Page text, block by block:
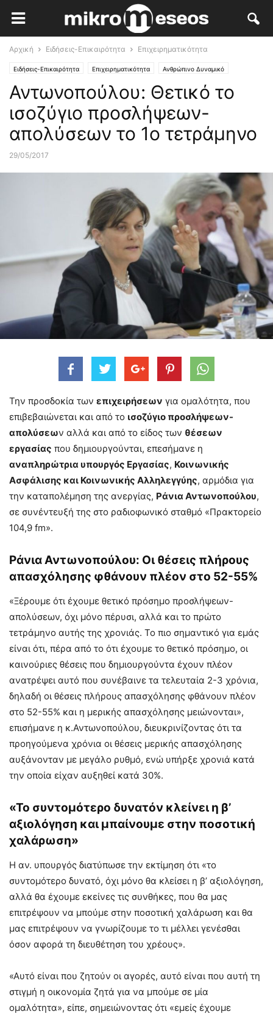
Αρχική Ειδήσεις-Επικαιρότητα Επιχειρηματικότητα
Ειδήσεις-Επικαιρότητα Επιχειρηματικότητα Ανθρώπινο Δυναμικό
Αντωνοπούλου: Θετικό το
ισοζύγιο προσλήψεων-
απολύσεων το 1ο τετράμηνο
29/05/2017
Την προσδοκία των επιχειρήσεων για ομαλότητα, που
επιβεβαιώνεται και από το ισοζύγιο προσλήψεων-
απολύσεων αλλά και από το είδος των θέσεων
εργασίας που δημιουργούνται, επεσήμανε η
αναπληρώτρια υπουργός Εργασίας, Κοινωνικής
Ασφάλισης και Κοινωνικής Αλληλεγγύης, αρμόδια για
την καταπολέμηση της ανεργίας, Ράνια Αντωνοπούλου,
σε συνέντευξή της στο ραδιοφωνικό σταθμό «Πρακτορείο
104,9 fm».
Ράνια Αντωνοπούλου: Οι θέσεις πλήρους
απασχόλησης φθάνουν πλέον στο 52-55%
«Ξέρουμε ότι έχουμε θετικό πρόσημο προσλήψεων-
απολύσεων, όχι μόνο πέρυσι, αλλά και το πρώτο
τετράμηνο αυτής της χρονιάς. Το πιο σημαντικό για εμάς
είναι ότι, πέρα από το ότι έχουμε το θετικό πρόσημο, οι
καινούριες θέσεις που δημιουργούντα έχουν πλέον
ανατρέψει αυτό που συνέβαινε τα τελευταία 2-3 χρόνια,
δηλαδή οι θέσεις πλήρους απασχόλησης φθάνουν πλέον
στο 52-55% και η μερικής απασχόλησης μειώνονται»,
επισήμανε η κ.Αντωνοπούλου, διευκρινίζοντας ότι τα
προηγούμενα χρόνια οι θέσεις μερικής απασχόλησης
αυξάνονταν με μεγάλο ρυθμό, ενώ υπήρξε χρονιά κατά
την οποία είχαν αυξηθεί κατά 30%.
«Το συντομότερο δυνατόν κλείνει η β’
αξιολόγηση και μπαίνουμε στην ποσοτική
χαλάρωση»
Η αν. υπουργός διατύπωσε την εκτίμηση ότι «το
συντομότερο δυνατό, όχι μόνο θα κλείσει η β’ αξιολόγηση,
αλλά θα έχουμε εκείνες τις συνθήκες, που θα μας
επιτρέψουν να μπούμε στην ποσοτική χαλάρωση και θα
μας επιτρέψουν να γνωρίζουμε το τι μέλλει γενέσθαι
όσον αφορά τη διευθέτηση του χρέους».
«Αυτό είναι που ζητούν οι αγορές, αυτό είναι που αυτή τη
στιγμή η οικονομία ζητά για να μπούμε σε μία
ομαλότητα», είπε, σημειώνοντας ότι «εμείς έχουμε